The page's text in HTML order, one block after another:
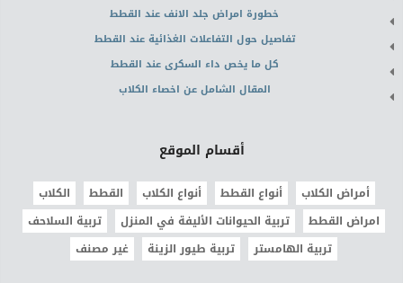
خطورة امراض جلد الانف عند القطط
تفاصيل حول التفاعلات الغذائية عند القطط
كل ما يخص داء السكرى عند القطط
المقال الشامل عن اخصاء الكلاب
أقسام الموقع
أمراض الكلاب أنواع القطط أنواع الكلاب القطط
الكلاب
امراض القطط
تربية الحيوانات الأليفة في المنزل
تربية السلاحف
تربية الهامستر
تربية طيور الزينة غير مصنف